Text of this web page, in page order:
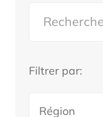
Filtrer par: